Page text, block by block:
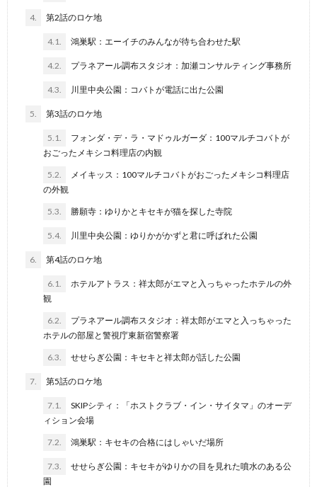
4. 第2話のロケ地
4.1. 鴻巣駅：エーイチのみんなが待ち合わせた駅
4.2. プラネアール調布スタジオ：加瀬コンサルティング事務所
4.3. 川里中央公園：コバトが電話に出た公園
5. 第3話のロケ地
5.1.
フォンダ・デ・ラ・マドゥルガーダ：100マルチコバトが
おごったメキシコ料理店の内観
5.2.
メイキッス：100マルチコバトがおごったメキシコ料理店
の外観
5.3. 勝願寺：ゆりかとキセキが猫を探した寺院
5.4. 川里中央公園：ゆりかがかずと君に呼ばれた公園
6. 第4話のロケ地
6.1.
ホテルアトラス：祥太郎がエマと入っちゃったホテルの外
観
6.2.
プラネアール調布スタジオ：祥太郎がエマと入っちゃった
ホテルの部屋と警視庁東新宿警察署
6.3. せせらぎ公園：キセキと祥太郎が話した公園
7. 第5話のロケ地
7.1.
SKIPシティ：「ホストクラブ・イン・サイタマ」のオーデ
ィション会場
7.2. 鴻巣駅：キセキの合格にはしゃいだ場所
7.3.
せせらぎ公園：キセキがゆりかの目を見れた噴水のある公
園